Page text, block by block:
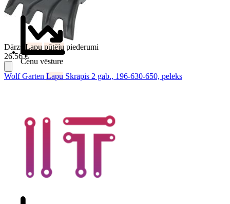
Dārzs/ Lapu pūtēju piederumi
26.56 €
Cenu vēsture
Wolf Garten Lapu Skrāpis 2 gab., 196-630-650, pelēks